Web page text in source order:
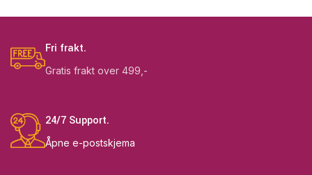
Fri frakt.
Gratis frakt over 499,-
24/7 Support.
Åpne e-postskjema